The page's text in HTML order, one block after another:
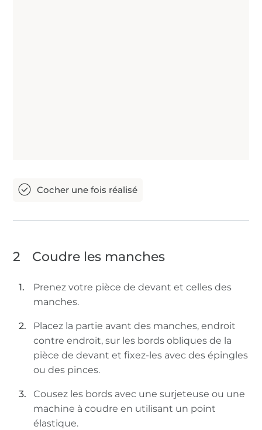
2 Coudre les manches
Prenez votre pièce de devant et celles des
manches.
Placez la partie avant des manches, endroit
contre endroit, sur les bords obliques de la
pièce de devant et fixez-les avec des épingles
ou des pinces.
Cousez les bords avec une surjeteuse ou une
machine à coudre en utilisant un point
élastique.